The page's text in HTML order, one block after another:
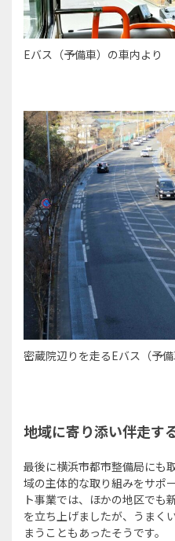
Eバス（予備車）の車内より
密蔵院辺りを走るEバス（予備
地域に寄り添い伴走す
最後に横浜市都市整備局にも
域の主体的な取り組みをサポ
ト事業では、ほかの地区でも
を立ち上げましたが、うまく
まうこともあったそうです。